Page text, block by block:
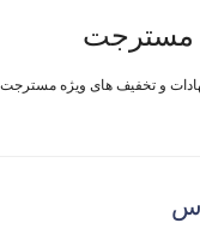
مسترجت
و تخفیف های ویژه مسترجت